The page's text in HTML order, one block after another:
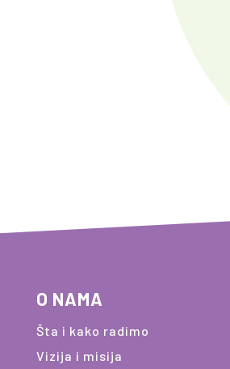
O NAMA
Šta i kako radimo
Vizija i misija